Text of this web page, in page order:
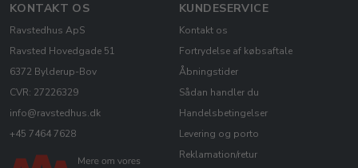
KONTAKT OS
Ravstedhus ApS
Ravsted Hovedgade 51
6372 Bylderup-Bov
CVR: 27226329
info@ravstedhus.dk
+45 7464 7628
KUNDESERVICE
Kontakt os
Fortrydelse af købsaftale
Åbningstider
Sådan handler du
Handelsbetingelser
Levering og porto
Reklamation/retur